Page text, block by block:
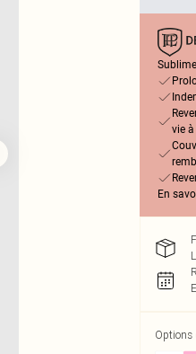
vie
En
Options